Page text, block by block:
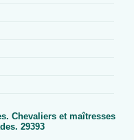
Chevaliers et maîtresses
29393